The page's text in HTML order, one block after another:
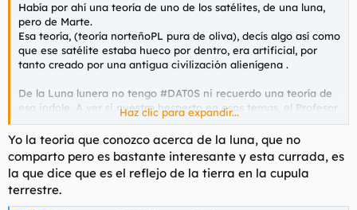
Había por ahí una teoría de uno de los satélites, de una luna,
pero de Marte.
Esa teoría, (teoría norteñoPL pura de oliva), decís algo así como
que ese satélite estaba hueco por dentro, era artificial, por
tanto creado por una antigua civilización alienígena .
De la Luna lunera no tengo #DAT0S ni recuerdo una teoría de
esa indole. A ver si nuestro hesperto en esos temas, el Profesor
Norteño, nos arroja una lulz.
Haz clic para expandir...
Yo la teoria que conozco acerca de la luna, que no
comparto pero es bastante interesante y esta currada, es
la que dice que es el reflejo de la tierra en la cupula
terrestre.